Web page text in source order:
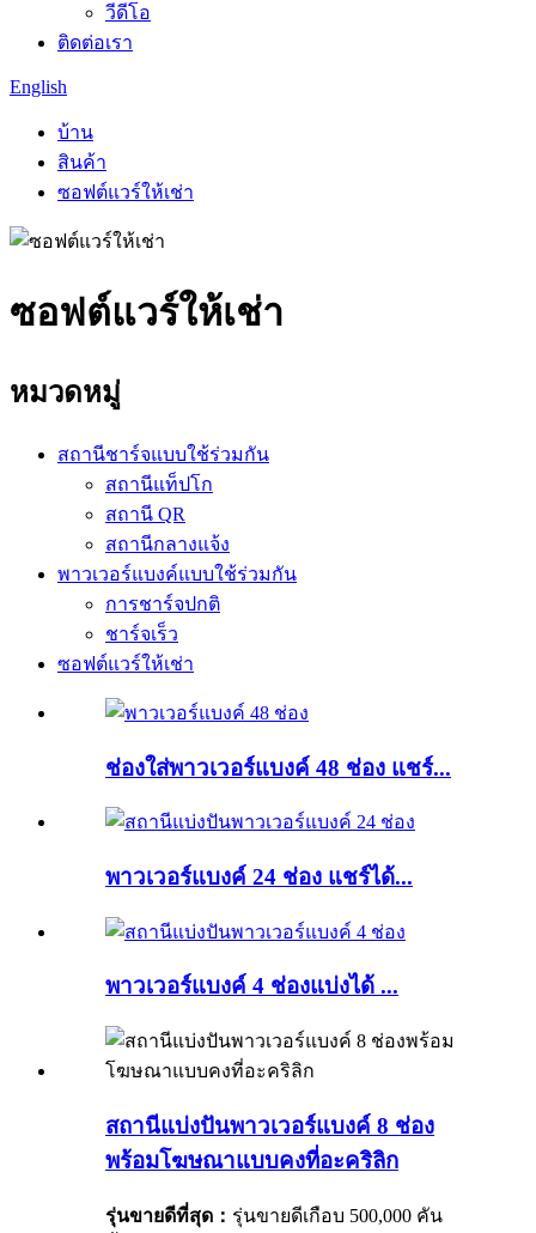
วีดีโอ
ติดต่อเรา
English
บ้าน
สินค้า
ซอฟต์แวร์ให้เช่า
ซอฟต์แวร์ให้เช่า
หมวดหมู่
สถานีชาร์จแบบใช้ร่วมกัน
สถานีแท็ปโก
สถานี QR
สถานีกลางแจ้ง
พาวเวอร์แบงค์แบบใช้ร่วมกัน
การชาร์จปกติ
ชาร์จเร็ว
ซอฟต์แวร์ให้เช่า
ช่องใส่พาวเวอร์แบงค์ 48 ช่อง แชร์...
พาวเวอร์แบงค์ 24 ช่อง แชร์ได้...
พาวเวอร์แบงค์ 4 ช่องแบ่งได้ ...
สถานีแบ่งปันพาวเวอร์แบงค์ 8 ช่อง
พร้อมโฆษณาแบบคงที่อะคริลิก
รุ่นขายดีที่สุด： รุ่นขายดีเกือบ 500,000 คัน